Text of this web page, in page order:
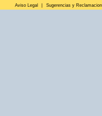
Aviso Legal Sugerencias y